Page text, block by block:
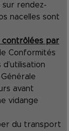
rendez-
nacelles sont
contrôlées par
Conformités
avant
vidange
du transport